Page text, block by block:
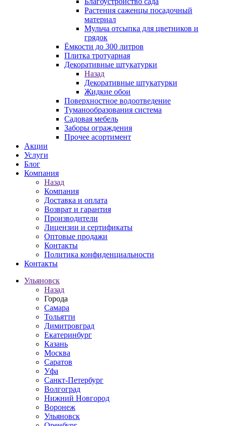
Растения саженцы посадочный
материал
Мульча отсыпка для цветников и
грядок
Ёмкости до 300 литров
Плитка тротуарная
Декоративные штукатурки
Назад
Декоративные штукатурки
Жидкие обои
Поверхностное водоотведение
Туманообразования система
Садовая мебель
Заборы ограждения
Прочее асортимент
Акции
Услуги
Блог
Компания
Назад
Компания
Доставка и оплата
Возврат и гарантия
Производители
Лицензии и сертификаты
Оптовые продажи
Контакты
Политика конфиденциальности
Контакты
Ульяновск
Назад
Города
Самара
Тольятти
Димитровград
Екатеринбург
Казань
Москва
Саратов
Уфа
Санкт-Петербург
Волгоград
Нижний Новгород
Воронеж
Ульяновск